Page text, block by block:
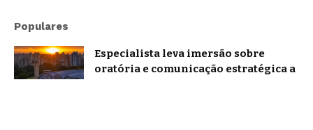
Populares
Especialista leva imersão sobre
oratória e comunicação estratégica a